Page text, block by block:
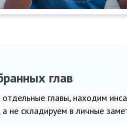
глав
отдельные главы, находим
не складируем в личные